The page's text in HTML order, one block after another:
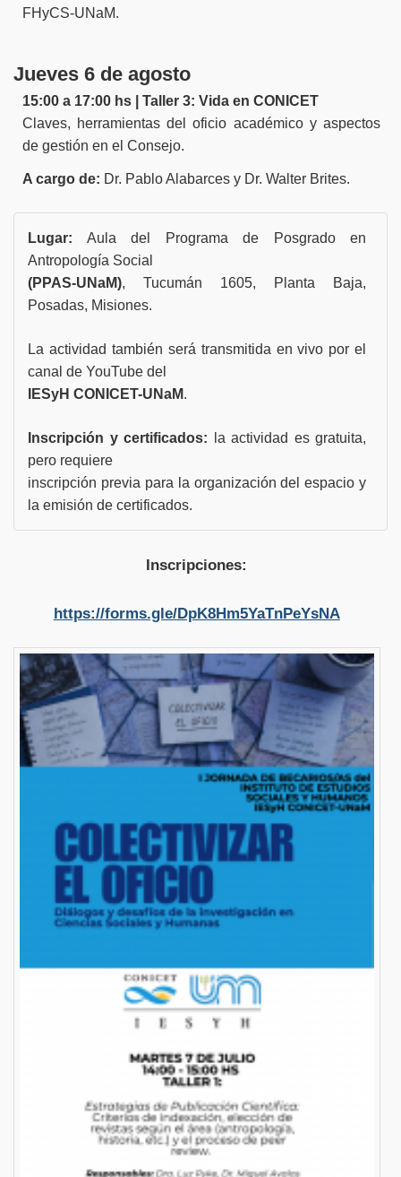
FHyCS-UNaM.
Jueves 6 de agosto
15:00 a 17:00 hs | Taller 3: Vida en CONICET
Claves, herramientas del oficio académico y aspectos
de gestión en el Consejo.
A cargo de: Dr. Pablo Alabarces y Dr. Walter Brites.
Lugar: Aula del Programa de Posgrado en
Antropología Social
(PPAS-UNaM), Tucumán 1605, Planta Baja,
Posadas, Misiones.
La actividad también será transmitida en vivo por el
canal de YouTube del
IESyH CONICET-UNaM.
Inscripción y certificados: la actividad es gratuita,
pero requiere
inscripción previa para la organización del espacio y
la emisión de certificados.
Inscripciones:
https://forms.gle/DpK8Hm5YaTnPeYsNA